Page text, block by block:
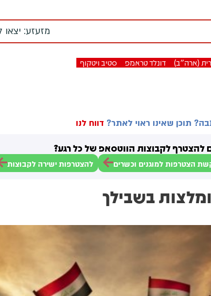
מזעזע: יצאו
(ארה"ב) דונלד טראמפ סטיב ויטקוף
תוכן שאינו ראוי לאתר? דווח לנו
להצטרף לקבוצות הווטסאפ של כל רגע?
הצטרפות למוגנים וכשרים להצטרפות ישירה לקבוצות
בשבילך